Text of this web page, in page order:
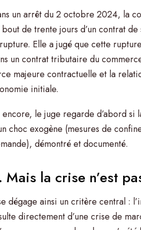
un arrêt du 2 octobre 2024, la
bout de trente jours d’un contrat
Elle a jugé que cette
un contrat tributaire du
majeure contractuelle et la
initiale.
le juge regarde d’abord si
choc exogène (mesures de
démontré et documenté.
Mais la crise n’est
dégage ainsi un critère central :
directement d’une crise de